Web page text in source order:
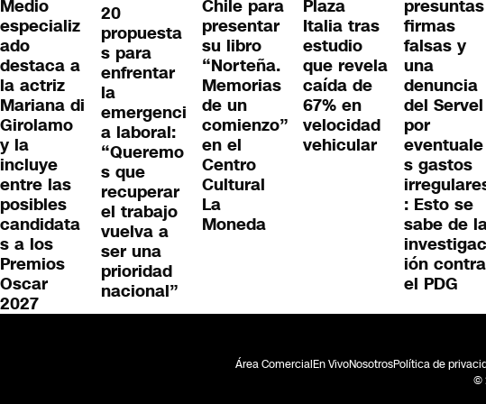
Medio
especializ
ado
destaca a
la actriz
Mariana di
Girolamo
y la
incluye
entre las
posibles
candidata
s a los
Premios
Oscar
2027
20
propuesta
s para
enfrentar
la
emergenci
a laboral:
“Queremo
s que
recuperar
el trabajo
vuelva a
ser una
prioridad
nacional”
Chile para
presentar
su libro
“Norteña.
Memorias
de un
comienzo”
en el
Centro
Cultural
La
Moneda
Plaza
Italia tras
estudio
que revela
caída de
67% en
velocidad
vehicular
presuntas
firmas
falsas y
una
denuncia
del Servel
por
eventuale
s gastos
: Esto se
sabe de
investigac
ión contra
el PDG
Área ComercialEn VivoNosotrosPolítica de
©